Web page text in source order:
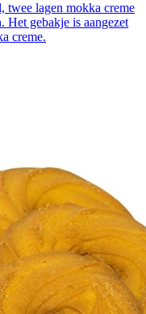
twee lagen mokka creme
Het gebakje is aangezet
creme.